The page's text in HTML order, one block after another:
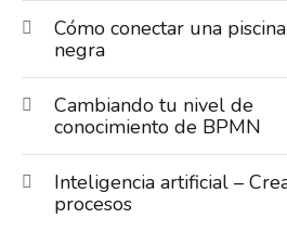
Cómo conectar una
negra
Cambiando tu nivel de
conocimiento de BPMN
Inteligencia artificial –
procesos